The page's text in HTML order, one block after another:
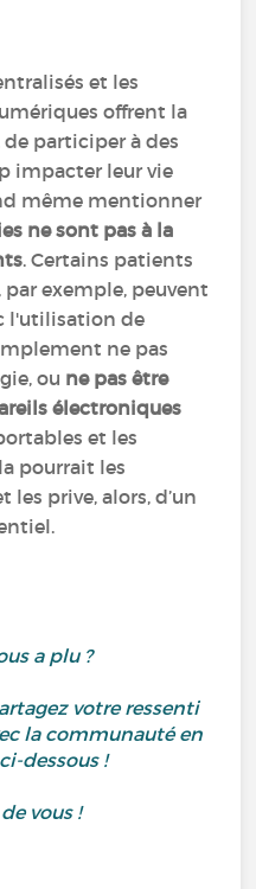
et les
offrent la
participer à des
impacter leur vie
même mentionner
ne sont pas à la
. Certains patients
par exemple, peuvent
l'utilisation de
ne pas
ou ne pas être
électroniques
et les
pourrait les
prive, alors, d’un
a plu ?
votre ressenti
la communauté en
dessous !
vous !